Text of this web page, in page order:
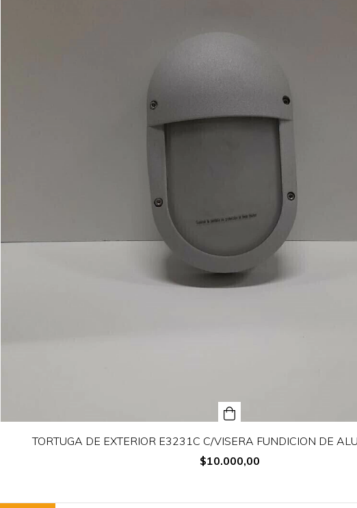
TORTUGA DE EXTERIOR E3231C C/VISERA FUNDICION DE
$10.000,00